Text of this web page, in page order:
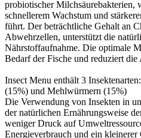
probiotischer Milchsäurebakterien,
schnellerem Wachstum und
führt. Der beträchtliche Gehalt an
Abwehrzellen, unterstützt die
Nährstoffaufnahme. Die optimale
Bedarf der Fische und reduziert die
Insect Menu enthält 3
(15%) und Mehlwürmern (15%)
Die Verwendung von Insekten in
der natürlichen Ernährungsweise
weniger Druck auf
Energieverbrauch und ein